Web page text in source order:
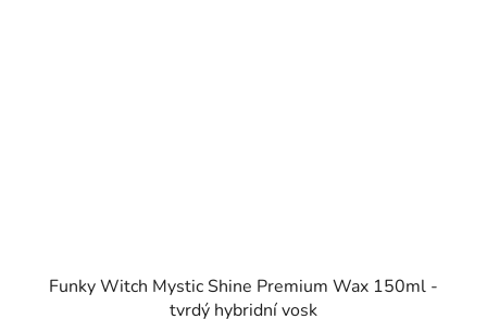
Funky Witch Mystic Shine Premium Wax 150ml -
tvrdý hybridní vosk